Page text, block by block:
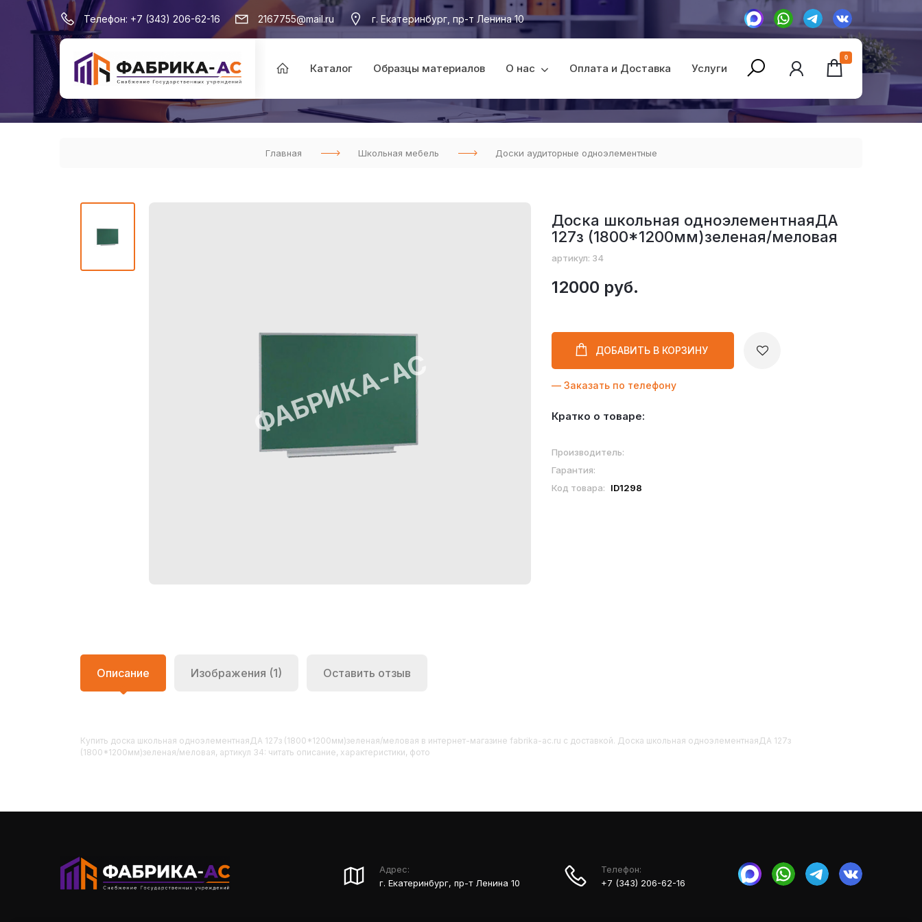
Телефон: +7 (343) 206-62-16 2167755@mail.ru г. Екатеринбург, пр-т Ленина 10
Каталог Образцы материалов О нас Оплата и Доставка Услуги
0
Главная Школьная мебель Доски аудиторные одноэлементные
Доска школьная одноэлементнаяДА
127з (1800*1200мм)зеленая/меловая
артикул: 34
12000 руб.
ДОБАВИТЬ В КОРЗИНУ
— Заказать по телефону
Кратко о товаре:
Производитель:
Гарантия:
Код товара:
ID1298
Описание Изображения (1) Оставить отзыв
Купить Доска школьная одноэлементнаяДА 127з (1800*1200мм)зеленая/меловая в интернет-магазине fabrika-ac.ru с доставкой. Доска школьная одноэлементнаяДА 127з
(1800*1200мм)зеленая/меловая, артикул 34: читать описание, характеристики, фото
Адрес:
г. Екатеринбург, пр-т Ленина 10
Телефон:
+7 (343) 206-62-16